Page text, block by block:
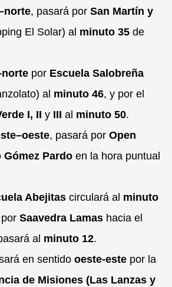
, pasará por San Martín y
El Solar) al minuto 35 de
por Escuela Salobreña
al minuto 46, y por el
I, II y III al minuto 50.
, pasará por Open
Gómez Pardo en la hora puntual
Abejitas circulará al minuto
Saavedra Lamas hacia el
al minuto 12.
en sentido oeste-este por la
de Misiones (Las Lanzas y